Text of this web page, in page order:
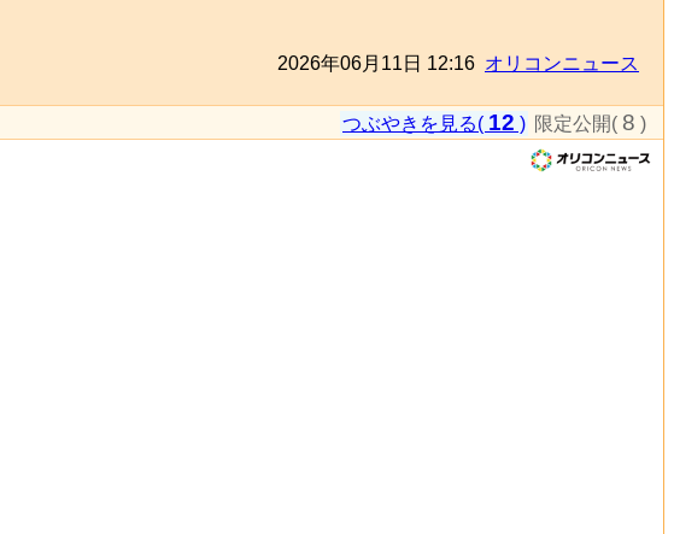
2026年06月11日 12:16 オリコンニュース
つぶやきを見る( 12 ) 限定公開( 8 )